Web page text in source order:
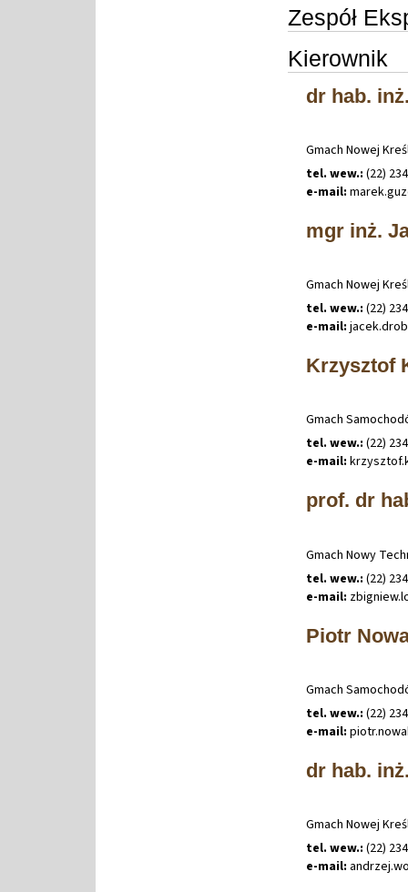
Zespół
Kierownik
dr hab.
Gmach Nowej
tel. wew.: (22)
e-mail: marek.
mgr inż.
Gmach Nowej
tel. wew.: (22)
e-mail: jacek.
Krzysztof
Gmach
tel. wew.: (22)
e-mail: krzysztof.
prof. dr
Gmach Nowy
tel. wew.: (22)
e-mail: zbigniew.
Piotr
Gmach
tel. wew.: (22)
e-mail: piotr.
dr hab.
Gmach Nowej
tel. wew.: (22)
e-mail: andrzej.